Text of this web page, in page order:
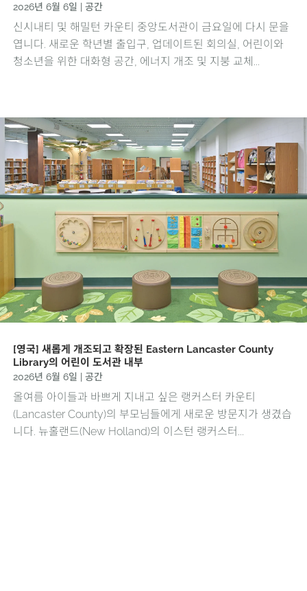
2026년 6월 6일 | 공간
신시내티 및 해밀턴 카운티 중앙도서관이 금요일에 다시 문을
엽니다. 새로운 학년별 출입구, 업데이트된 회의실, 어린이와
청소년을 위한 대화형 공간, 에너지 개조 및 지붕 교체...
[영국] 새롭게 개조되고 확장된 Eastern Lancaster County
Library의 어린이 도서관 내부
2026년 6월 6일 공간
올여름 아이들과 바쁘게 지내고 싶은 랭커스터 카운티
(Lancaster County)의 부모님들에게 새로운 방문지가 생겼습
니다. 뉴홀랜드(New Holland)의 이스턴 랭커스터...